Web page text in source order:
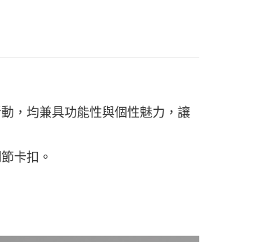
含以上)免運費
，均兼具功能性與個性魅力，讓
卡扣。